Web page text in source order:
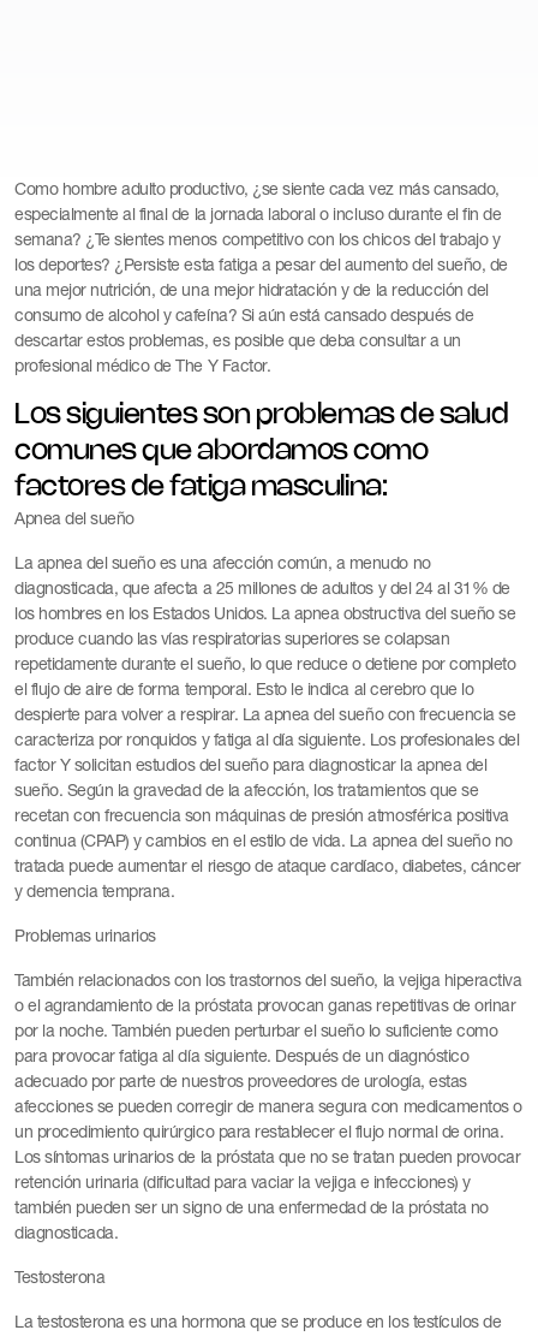
Como hombre adulto productivo, ¿se siente cada vez más cansado,
especialmente al final de la jornada laboral o incluso durante el fin de
semana? ¿Te sientes menos competitivo con los chicos del trabajo y
los deportes? ¿Persiste esta fatiga a pesar del aumento del sueño, de
una mejor nutrición, de una mejor hidratación y de la reducción del
consumo de alcohol y cafeína? Si aún está cansado después de
descartar estos problemas, es posible que deba consultar a un
profesional médico de The Y Factor.
Los siguientes son problemas de salud
comunes que abordamos como
factores de fatiga masculina:
Apnea del sueño
La apnea del sueño es una afección común, a menudo no
diagnosticada, que afecta a 25 millones de adultos y del 24 al 31% de
los hombres en los Estados Unidos. La apnea obstructiva del sueño se
produce cuando las vías respiratorias superiores se colapsan
repetidamente durante el sueño, lo que reduce o detiene por completo
el flujo de aire de forma temporal. Esto le indica al cerebro que lo
despierte para volver a respirar. La apnea del sueño con frecuencia se
caracteriza por ronquidos y fatiga al día siguiente. Los profesionales del
factor Y solicitan estudios del sueño para diagnosticar la apnea del
sueño. Según la gravedad de la afección, los tratamientos que se
recetan con frecuencia son máquinas de presión atmosférica positiva
continua (CPAP) y cambios en el estilo de vida. La apnea del sueño no
tratada puede aumentar el riesgo de ataque cardíaco, diabetes, cáncer
y demencia temprana.
Problemas urinarios
También relacionados con los trastornos del sueño, la vejiga hiperactiva
o el agrandamiento de la próstata provocan ganas repetitivas de orinar
por la noche. También pueden perturbar el sueño lo suficiente como
para provocar fatiga al día siguiente. Después de un diagnóstico
adecuado por parte de nuestros proveedores de urología, estas
afecciones se pueden corregir de manera segura con medicamentos o
un procedimiento quirúrgico para restablecer el flujo normal de orina.
Los síntomas urinarios de la próstata que no se tratan pueden provocar
retención urinaria (dificultad para vaciar la vejiga e infecciones) y
también pueden ser un signo de una enfermedad de la próstata no
diagnosticada.
Testosterona
La testosterona es una hormona que se produce en los testículos de